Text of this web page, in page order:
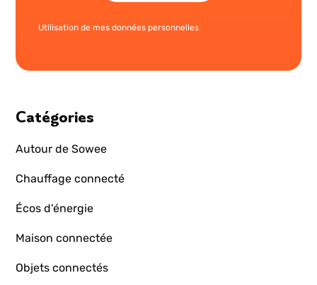
Utilisation de mes données personnelles
Catégories
Autour de Sowee
Chauffage connecté
Écos d'énergie
Maison connectée
Objets connectés